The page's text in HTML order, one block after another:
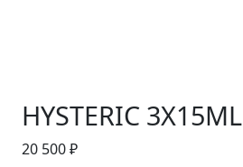
HYSTERIC 3X15ML
20 500 ₽